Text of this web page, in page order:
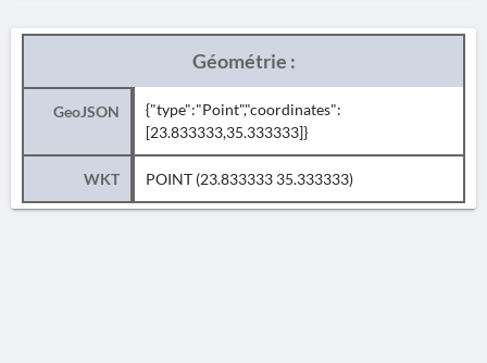
Géométrie :
GeoJSON
{"type":"Point","coordinates":
[23.833333,35.333333]}
WKT POINT (23.833333 35.333333)